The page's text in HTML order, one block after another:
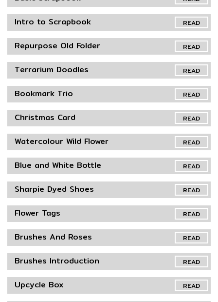
READ
Intro to Scrapbook
READ
Repurpose Old Folder
READ
Terrarium Doodles
READ
Bookmark Trio
READ
Christmas Card
READ
Watercolour Wild Flower
READ
Blue and White Bottle
READ
Sharpie Dyed Shoes
READ
Flower Tags
READ
Brushes And Roses
READ
Brushes Introduction
READ
Upcycle Box